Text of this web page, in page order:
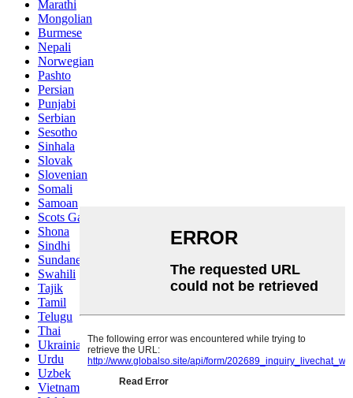
Marathi
Mongolian
Burmese
Nepali
Norwegian
Pashto
Persian
Punjabi
Serbian
Sesotho
Sinhala
Slovak
Slovenian
Somali
Samoan
Scots Gaelic
Shona
Sindhi
Sundanese
Swahili
Tajik
Tamil
Telugu
Thai
Ukrainian
Urdu
Uzbek
Vietnamese